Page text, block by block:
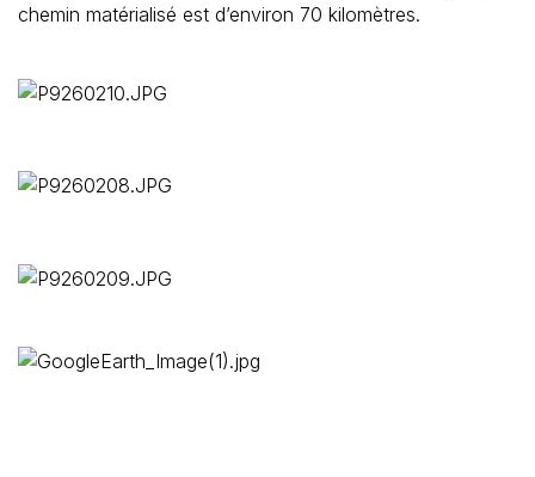
chemin matérialisé est d’environ 70 kilomètres.